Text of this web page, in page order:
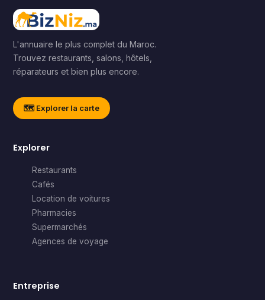
L'annuaire le plus complet du Maroc.
Trouvez restaurants, salons, hôtels,
réparateurs et bien plus encore.
🗺️ Explorer la carte
Explorer
Restaurants
Cafés
Location de voitures
Pharmacies
Supermarchés
Agences de voyage
Entreprise